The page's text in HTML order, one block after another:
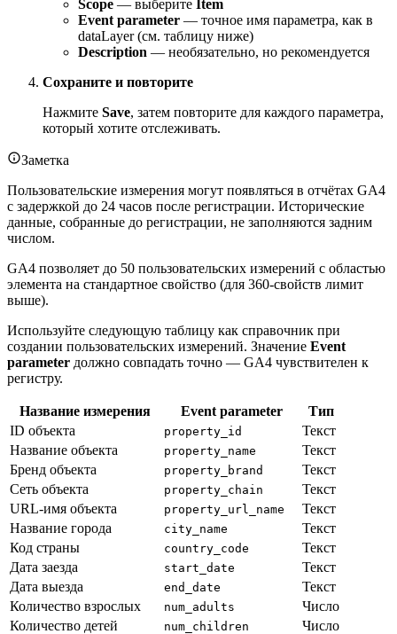
Scope — выберите Item
Event parameter — точное имя параметра, как в
dataLayer (см. таблицу ниже)
Description — необязательно, но рекомендуется
Сохраните и повторите
Нажмите Save, затем повторите для каждого параметра,
который хотите отслеживать.
Заметка
Пользовательские измерения могут появляться в отчётах GA4
с задержкой до 24 часов после регистрации. Исторические
данные, собранные до регистрации, не заполняются задним
числом.
GA4 позволяет до 50 пользовательских измерений с областью
элемента на стандартное свойство (для 360-свойств лимит
выше).
Используйте следующую таблицу как справочник при
создании пользовательских измерений. Значение Event
parameter должно совпадать точно — GA4 чувствителен к
регистру.
Название измерения Event parameter
Тип
ID объекта
property_id
Текст
Название объекта
property_name
Текст
Бренд объекта
property_brand
Текст
Сеть объекта
property_chain
Текст
URL-имя объекта
property_url_name
Текст
Название города
city_name
Текст
Код страны
country_code
Текст
Дата заезда
start_date
Текст
Дата выезда
end_date
Текст
Количество взрослых
num_adults
Число
Количество детей
num_children
Число